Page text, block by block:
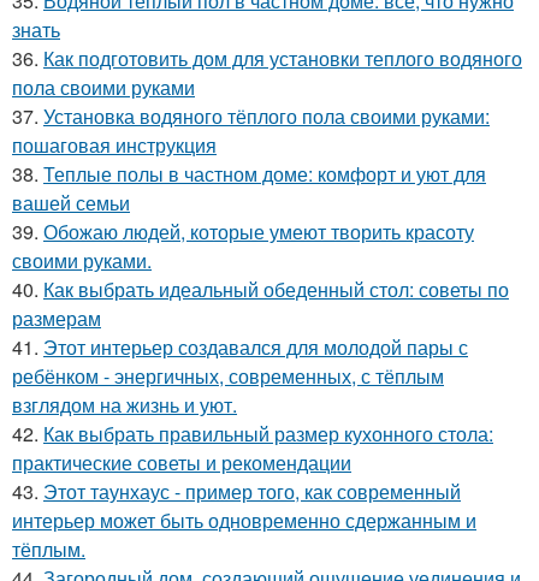
знать
36. Как подготовить дом для установки теплого водяного
пола своими руками
37. Установка водяного тёплого пола своими руками:
пошаговая инструкция
38. Теплые полы в частном доме: комфорт и уют для
вашей семьи
39. Обожаю людей, которые умеют творить красоту
своими руками.
40. Как выбрать идеальный обеденный стол: советы по
размерам
41. Этот интерьер создавался для молодой пары с
ребёнком - энергичных, современных, с тёплым
взглядом на жизнь и уют.
42. Как выбрать правильный размер кухонного стола:
практические советы и рекомендации
43. Этот таунхаус - пример того, как современный
интерьер может быть одновременно сдержанным и
тёплым.